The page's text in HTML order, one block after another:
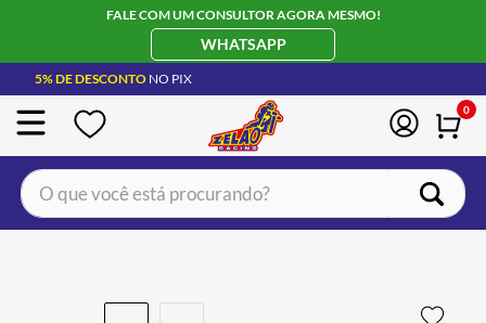
FALE COM UM CONSULTOR AGORA MESMO!
WHATSAPP
5% DE DESCONTO NO PIX
0
O que você está procurando?